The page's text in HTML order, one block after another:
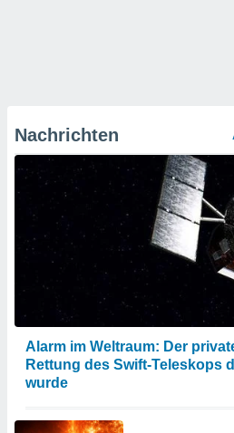
Nachrichten
Alarm im Weltraum: Der
Rettung des Swift-Teleskops
wurde